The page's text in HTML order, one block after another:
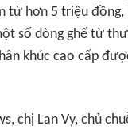
từ hơn 5 triệu
số dòng ghế từ
khúc cao cấp
, chị Lan Vy, chủ